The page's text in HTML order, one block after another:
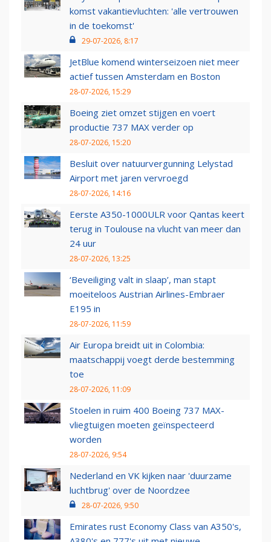
komst vakantievluchten: 'alle vertrouwen
in de toekomst'
29-07-2026, 8:17
JetBlue komend winterseizoen niet meer
actief tussen Amsterdam en Boston
28-07-2026, 15:29
Boeing ziet omzet stijgen en voert
productie 737 MAX verder op
28-07-2026, 15:20
Besluit over natuurvergunning Lelystad
Airport met jaren vervroegd
28-07-2026, 14:16
Eerste A350-1000ULR voor Qantas keert
terug in Toulouse na vlucht van meer dan
24 uur
28-07-2026, 13:25
‘Beveiliging valt in slaap’, man stapt
moeiteloos Austrian Airlines-Embraer
E195 in
28-07-2026, 11:59
Air Europa breidt uit in Colombia:
maatschappij voegt derde bestemming
toe
28-07-2026, 11:09
Stoelen in ruim 400 Boeing 737 MAX-
vliegtuigen moeten geïnspecteerd
worden
28-07-2026, 9:54
Nederland en VK kijken naar 'duurzame
luchtbrug' over de Noordzee
28-07-2026, 9:50
Emirates rust Economy Class van A350's,